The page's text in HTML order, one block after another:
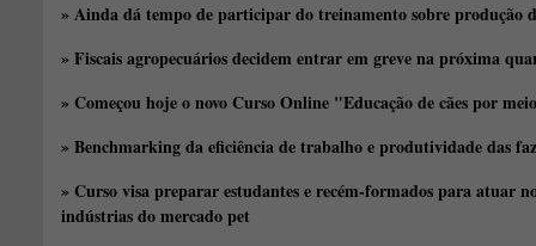
» Ainda dá tempo de participar do treinamento sobre produção
» Fiscais agropecuários decidem entrar em greve na próxima
» Começou hoje o novo Curso Online "Educação de cães por
» Benchmarking da eficiência de trabalho e produtividade das
» Curso visa preparar estudantes e recém-formados para atuar
indústrias do mercado pet